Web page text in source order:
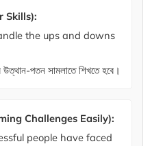
Skills):
the ups and downs
উত্থান-পতন সামলাতে শিখতে হবে।
Challenges Easily):
people have faced